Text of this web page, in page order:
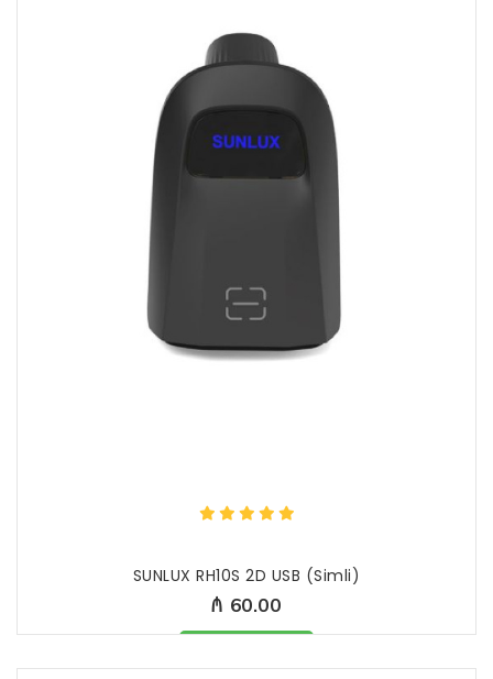
SUNLUX RH10S 2D USB (Simli)
₼ 60.00
Məhsul mövcüddur